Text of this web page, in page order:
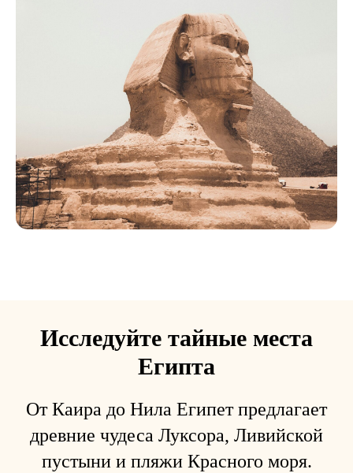
Исследуйте тайные места
Египта
От Каира до Нила Египет предлагает
древние чудеса Луксора, Ливийской
пустыни и пляжи Красного моря.